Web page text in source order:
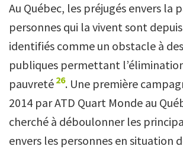
Au Québec, les préjugés envers la
personnes qui la vivent sont
identifiés comme un obstacle à
publiques permettant
pauvreté 26. Une première
2014 par ATD Quart Monde au
cherché à déboulonner les
envers les personnes en situation